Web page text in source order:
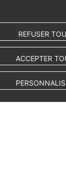
REFUSER
ACCEPTER